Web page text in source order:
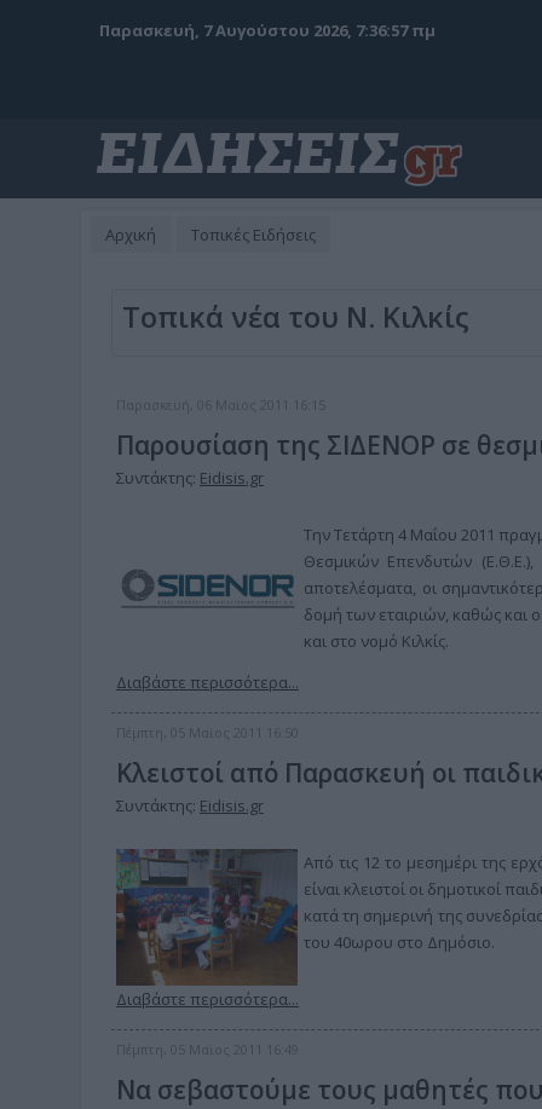
Παρασκευή, 7 Αυγούστου 2026, 7:36:59 πμ
Αρχική Τοπικές Ειδήσεις
Τοπικά νέα του Ν. Κιλκίς
Παρασκευή, 06 Μαϊος 2011 16:15
Παρουσίαση της ΣΙΔΕΝΟΡ σε
Συντάκτης: Eidisis.gr
Την Τετάρτη 4 Μαΐου 2011
Θεσμικών Επενδυτών
αποτελέσματα, οι
δομή των εταιριών, καθώς και
και στο νομό Κιλκίς.
Διαβάστε περισσότερα...
Πέμπτη, 05 Μαϊος 2011 16:50
Κλειστοί από Παρασκευή οι
Συντάκτης: Eidisis.gr
Από τις 12 το μεσημέρι της
είναι κλειστοί οι δημοτικοί
κατά τη σημερινή της
του 40ωρου στο Δημόσιο.
Διαβάστε περισσότερα...
Πέμπτη, 05 Μαϊος 2011 16:49
Να σεβαστούμε τους μαθητές